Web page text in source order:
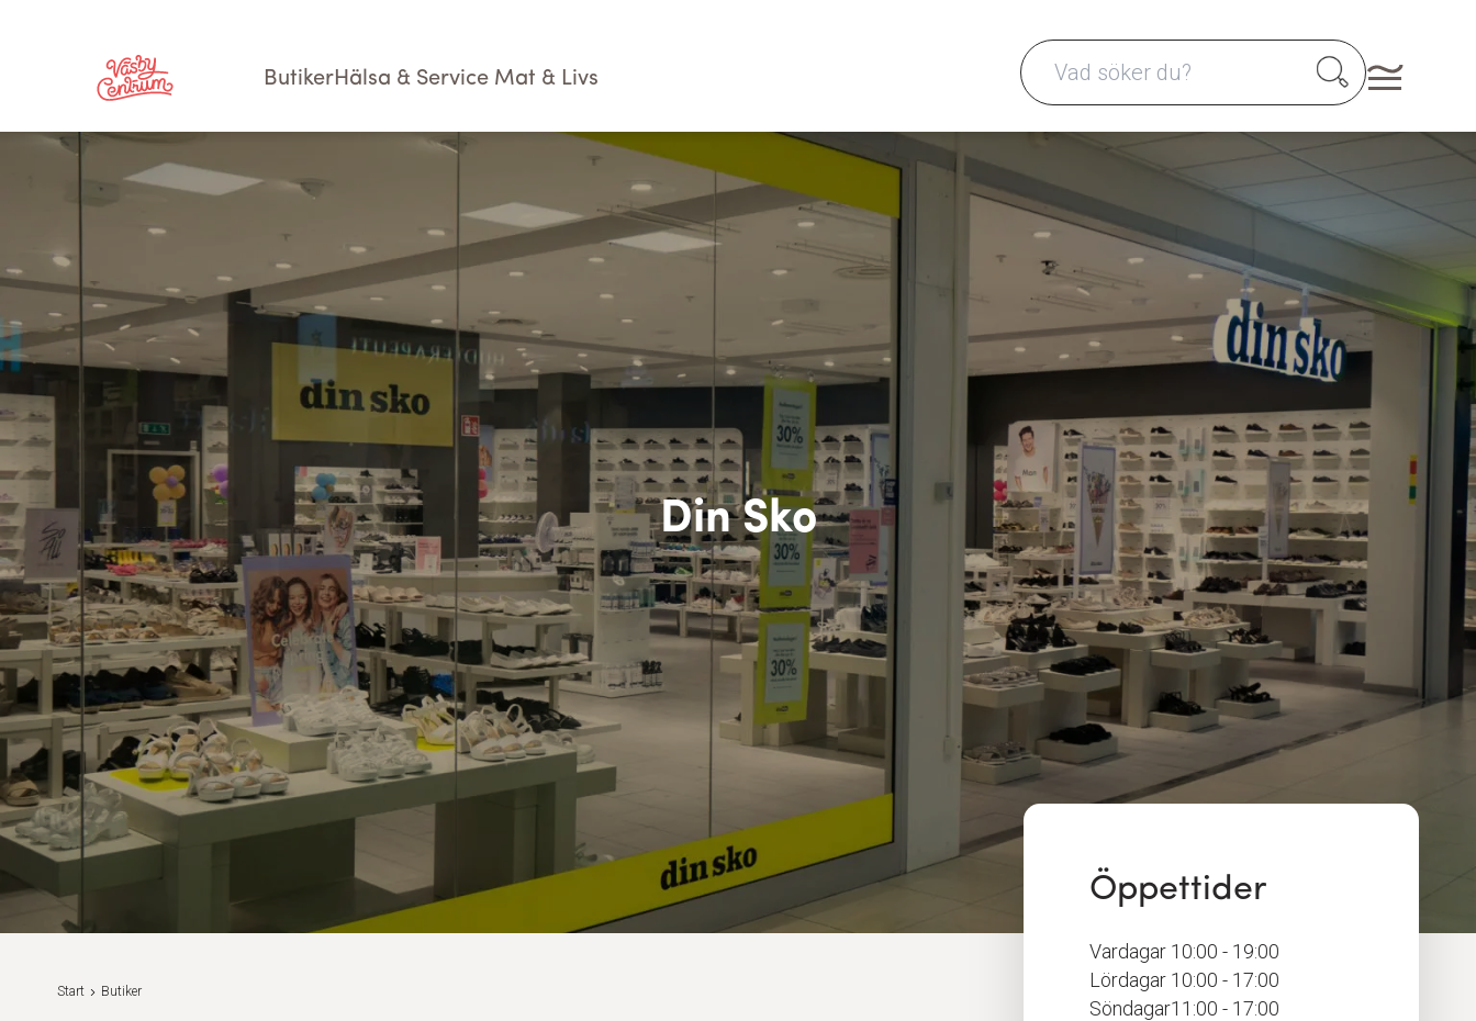
ButikerHälsa & Service Mat & Livs
Search for:
Din Sko
Start Butiker
Öppettider
Vardagar 10:00 - 19:00
Lördagar 10:00 - 17:00
Söndagar11:00 - 17:00